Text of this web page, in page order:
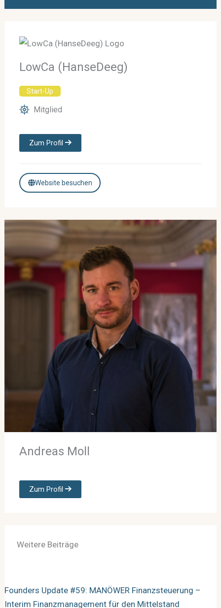
LowCa (HanseDeeg)
Start-Up
Mitglied
Zum Profil
Website besuchen
Andreas Moll
Zum Profil
Weitere Beiträge
Founders Update #59: MANÖWER Finanzsteuerung –
Interim Finanzmanagement für den Mittelstand